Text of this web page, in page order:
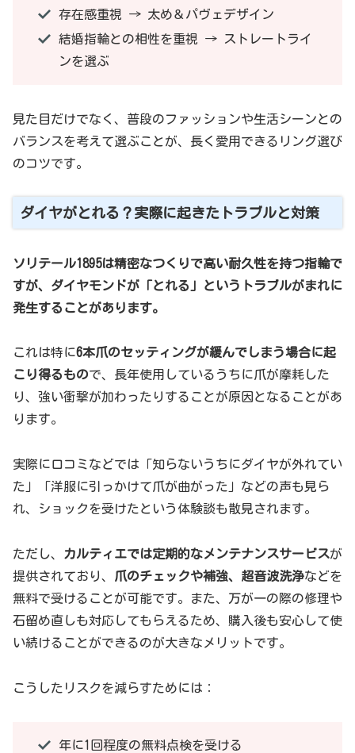
存在感重視 → 太め＆パヴェデザイン
結婚指輪との相性を重視 → ストレートライ
ンを選ぶ
見た目だけでなく、普段のファッションや生活シーンとの
バランスを考えて選ぶことが、長く愛用できるリング選び
のコツです。
ダイヤがとれる？実際に起きたトラブルと対策
ソリテール1895は精密なつくりで高い耐久性を持つ指輪で
すが、ダイヤモンドが「とれる」というトラブルがまれに
発生することがあります。
これは特に6本爪のセッティングが緩んでしまう場合に起
こり得るもので、長年使用しているうちに爪が摩耗した
り、強い衝撃が加わったりすることが原因となることがあ
ります。
実際に口コミなどでは「知らないうちにダイヤが外れてい
た」「洋服に引っかけて爪が曲がった」などの声も見ら
れ、ショックを受けたという体験談も散見されます。
ただし、 カルティエでは定期的なメンテナンスサービスが
提供されており、
爪のチェックや補強、超音波洗浄などを
無料で受けることが可能です。また、万が一の際の修理や
石留め直しも対応してもらえるため、購入後も安心して使
い続けることができるのが大きなメリットです。
こうしたリスクを減らすためには：
年に1回程度の無料点検を受ける